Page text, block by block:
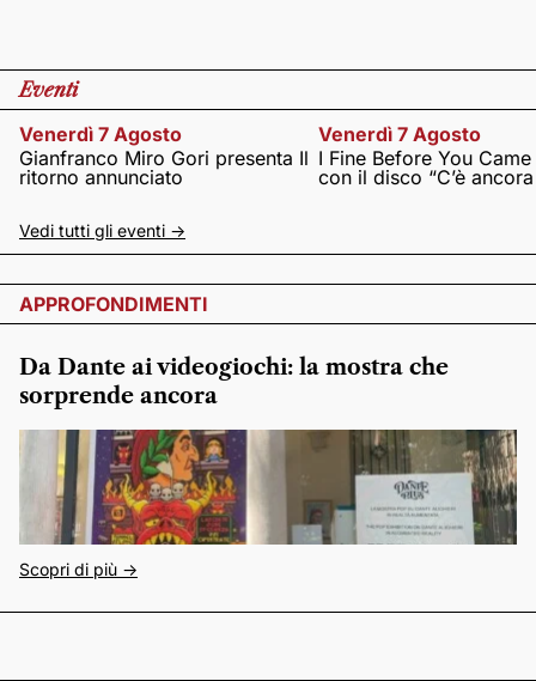
Eventi
Venerdì 7 Agosto
Gianfranco Miro Gori presenta Il
ritorno annunciato
Venerdì 7 Agosto
I Fine Before You
con il disco “C’è
Vedi tutti gli eventi ->
APPROFONDIMENTI
Da Dante ai videogiochi: la mostra che
sorprende ancora
Scopri di più ->